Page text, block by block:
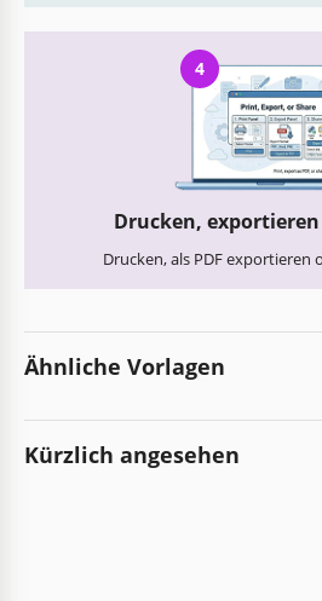
4
Drucken,
Drucken, als PDF exportieren
Ähnliche Vorlagen
Kürzlich angesehen